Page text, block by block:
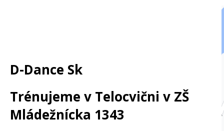
D-Dance Sk
Trénujeme v Telocvični v ZŠ
Mládežnícka 1343